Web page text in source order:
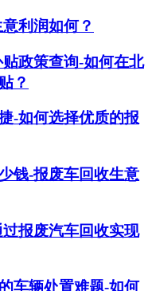
利润如何？
政策查询-如何在北
？
-如何选择优质的报
钱-报废车回收生意
报废汽车回收实现
车辆处置难题-如何